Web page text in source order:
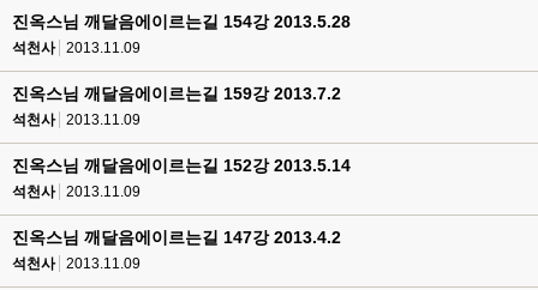
진옥스님 깨달음에이르는길 154강 2013.5.28
석천사 2013.11.09
진옥스님 깨달음에이르는길 159강 2013.7.2
석천사 2013.11.09
진옥스님 깨달음에이르는길 152강 2013.5.14
석천사 2013.11.09
진옥스님 깨달음에이르는길 147강 2013.4.2
석천사 2013.11.09